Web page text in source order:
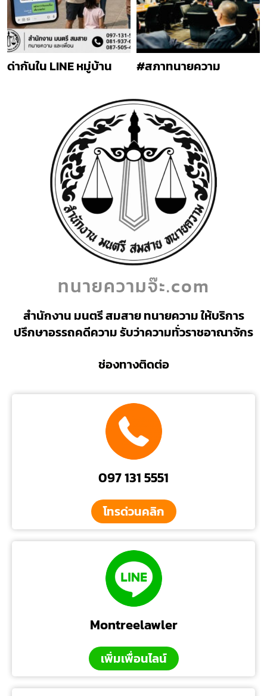
ด่ากันใน LINE หมู่บ้าน #สภาทนายความ
ทนายความจ๊ะ.com
สำนักงาน มนตรี สมสาย ทนายความ ให้บริการ
ปรึกษาอรรถคดีความ รับว่าความทั่วราชอาณาจักร
ช่องทางติดต่อ
097 131 5551
โทรด่วนคลิก
Montreelawler
เพิ่มเพื่อนไลน์